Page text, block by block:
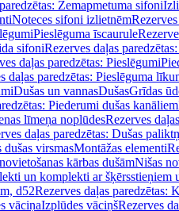
Zemapmetuma sifoni
Noteces sifoni izlietnēm
Pieslēguma īscaurule
sifoniRezerves daļas
daļas paredzētas: Pieslēgumi
daļas paredzētas: Pieslēguma
Dušas un vannasDušasGrīdas
Piederumi dušas kanāliem
līmeņa noplūdesRezerves
daļas paredzētas: Dušas
dušas virsmasMontāžas elementi
kārbas dušāmNišas
un komplekti ar šķērsstieņiem
d52Rezerves daļas paredzētas:
vāciņaIzplūdes vāciņšRezerves